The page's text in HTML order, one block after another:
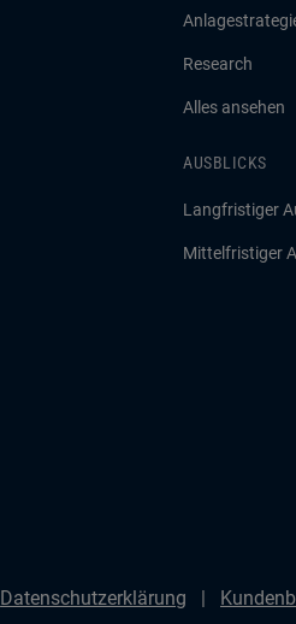
Research
Alles ansehen
AUSBLICKS
Langfristiger
Mittelfristiger
Datenschutzerklärung